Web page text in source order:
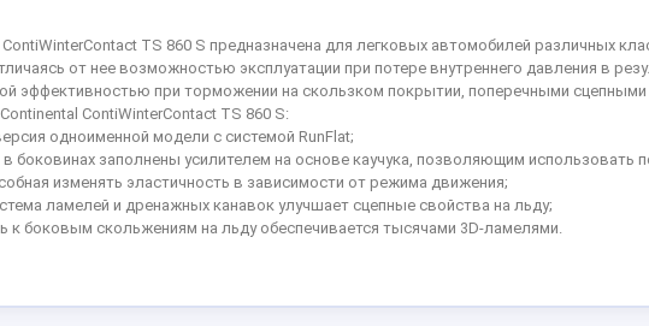
TS 860 S предназначена для легковых автомобилей различных
от нее возможностью эксплуатации при потере внутреннего давления в
эффективностью при торможении на скользком покрытии, поперечными сцепными
ContiWinterContact TS 860 S:
одноименной модели с системой RunFlat;
боковинах заполнены усилителем на основе каучука, позволяющим использовать
изменять эластичность в зависимости от режима движения;
ламелей и дренажных канавок улучшает сцепные свойства на льду;
к боковым скольжениям на льду обеспечивается тысячами 3D-ламелями.